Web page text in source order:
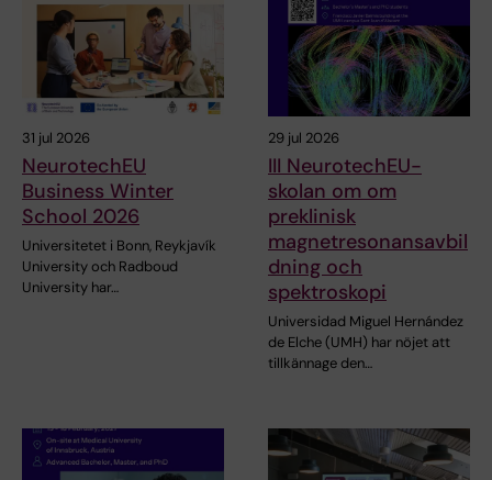
31 jul 2026
NeurotechEU
Business Winter
School 2026
Universitetet i Bonn, Reykjavík
University och Radboud
University har…
29 jul 2026
III NeurotechEU-
skolan om om
preklinisk
magnetresonansavbil
dning och
spektroskopi
Universidad Miguel Hernández
de Elche (UMH) har nöjet att
tillkännage den…